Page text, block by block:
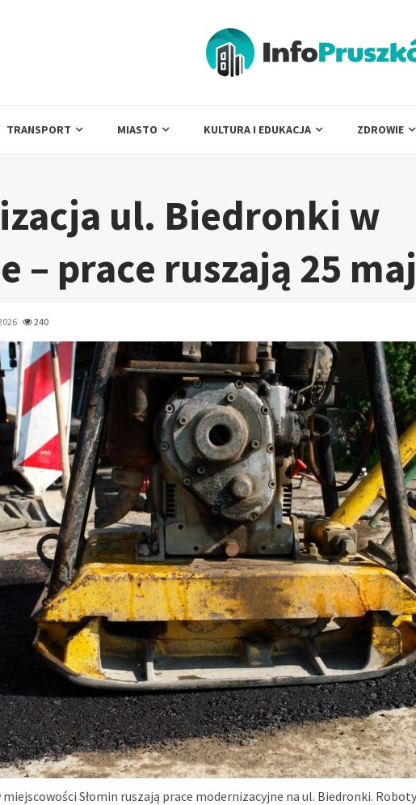
TRANSPORT MIASTO KULTURA I EDUKACJA ZDROWIE
ul. Biedronki w
– prace ruszają 25
240
miejscowości Słomin ruszają prace modernizacyjne na ul. Biedronki.